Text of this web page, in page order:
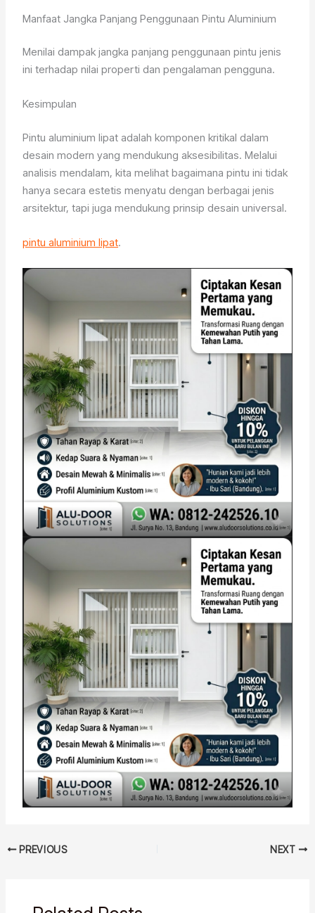
Manfaat Jangka Panjang Penggunaan Pintu Aluminium
Menilai dampak jangka panjang penggunaan pintu jenis
ini terhadap nilai properti dan pengalaman pengguna.
Kesimpulan
Pintu aluminium lipat adalah komponen kritikal dalam
desain modern yang mendukung aksesibilitas. Melalui
analisis mendalam, kita melihat bagaimana pintu ini tidak
hanya secara estetis menyatu dengan berbagai jenis
arsitektur, tapi juga mendukung prinsip desain universal.
pintu aluminium lipat.
PREVIOUS NEXT